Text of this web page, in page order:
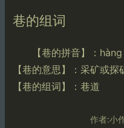
巷的组词
【巷的拼音】：hàng
【巷的意思】：采矿或
【巷的组词】：巷道
作者:小